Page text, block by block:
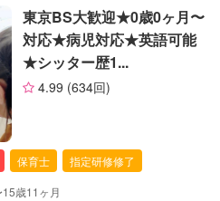
可否は個別に相談
可能
型割引対象(旧内閣府補助対象)
体届出済ベビーシッター
士
園教諭
東京BS大歓迎★0歳0ヶ月〜
対応★病児対応★英語可能
★シッター歴1...
4.99 (634回)
保育士
指定研修修了
歳11ヶ月